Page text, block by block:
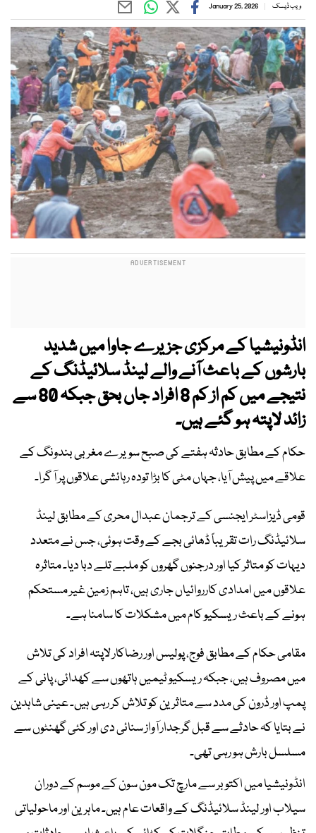
ویب ڈیسک January 25, 2026
انڈونیشیا کے مرکزی جزیرے جاوا میں شدید
بارشوں کے باعث آنے والے لینڈ سلائیڈنگ کے
نتیجے میں کم از کم 8 افراد جاں بحق جبکہ 80 سے
زائد لاپتہ ہو گئے ہیں۔
حکام کے مطابق حادثہ ہفتے کی صبح سویرے مغربی بندونگ کے
علاقے میں پیش آیا، جہاں مٹی کا بڑا تودہ رہائشی علاقوں پر آ گرا۔
قومی ڈیزاسٹر ایجنسی کے ترجمان عبدال محری کے مطابق لینڈ
سلائیڈنگ رات تقریباً ڈھائی بجے کے وقت ہوئی، جس نے متعدد
دیہات کو متاثر کیا اور درجنوں گھروں کو ملبے تلے دبا دیا۔ متاثرہ
علاقوں میں امدادی کارروائیاں جاری ہیں، تاہم زمین غیر مستحکم
ہونے کے باعث ریسکیو کام میں مشکلات کا سامنا ہے۔
مقامی حکام کے مطابق فوج، پولیس اور رضاکار لاپتہ افراد کی تلاش
میں مصروف ہیں، جبکہ ریسکیو ٹیمیں ہاتھوں سے کھدائی، پانی کے
پمپ اور ڈرون کی مدد سے متاثرین کو تلاش کر رہی ہیں۔ عینی شاہدین
نے بتایا کہ حادثے سے قبل گرجدار آواز سنائی دی اور کئی گھنٹوں سے
مسلسل بارش ہو رہی تھی۔
انڈونیشیا میں اکتوبر سے مارچ تک مون سون کے موسم کے دوران
سیلاب اور لینڈ سلائیڈنگ کے واقعات عام ہیں۔ ماہرین اور ماحولیاتی